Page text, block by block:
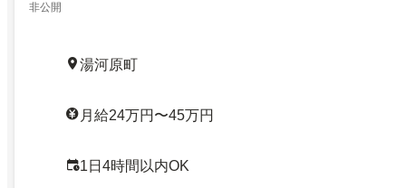
非公開
湯河原町
月給24万円〜45万円
1日4時間以内OK